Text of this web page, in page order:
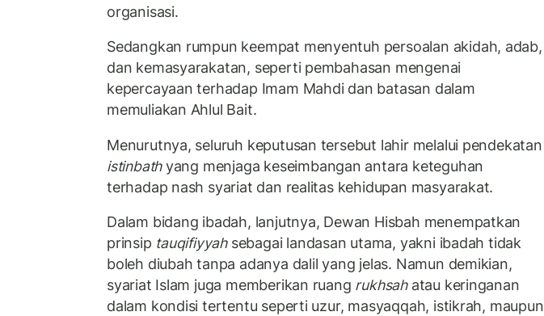
organisasi.
Sedangkan rumpun keempat menyentuh persoalan akidah, adab,
dan kemasyarakatan, seperti pembahasan mengenai
kepercayaan terhadap Imam Mahdi dan batasan dalam
memuliakan Ahlul Bait.
Menurutnya, seluruh keputusan tersebut lahir melalui pendekatan
istinbathyang menjaga keseimbangan antara keteguhan
terhadap nash syariat dan realitas kehidupan masyarakat.
Dalam bidang ibadah, lanjutnya, Dewan Hisbah menempatkan
prinsip tauqifiyyahsebagai landasan utama, yakni ibadah tidak
boleh diubah tanpa adanya dalil yang jelas. Namun demikian,
syariat Islam juga memberikan ruang rukhsahatau keringanan
dalam kondisi tertentu seperti uzur, masyaqqah, istikrah, maupun